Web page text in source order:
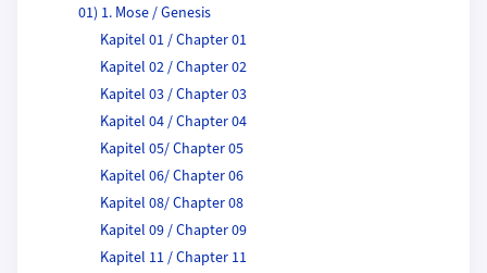
01) 1. Mose / Genesis
Kapitel 01 / Chapter 01
Kapitel 02 / Chapter 02
Kapitel 03 / Chapter 03
Kapitel 04 / Chapter 04
Kapitel 05/ Chapter 05
Kapitel 06/ Chapter 06
Kapitel 08/ Chapter 08
Kapitel 09 / Chapter 09
Kapitel 11 / Chapter 11